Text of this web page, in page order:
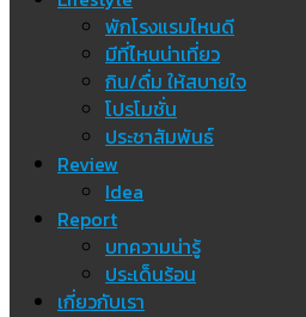
พักโรงแรมไหนดี
มีที่ไหนน่าเที่ยว
กิน/ดื่ม ให้สบายใจ
โปรโมชั่น
ประชาสัมพันธ์
Review
Idea
Report
บทความน่ารู้
ประเด็นร้อน
เกี่ยวกับเรา